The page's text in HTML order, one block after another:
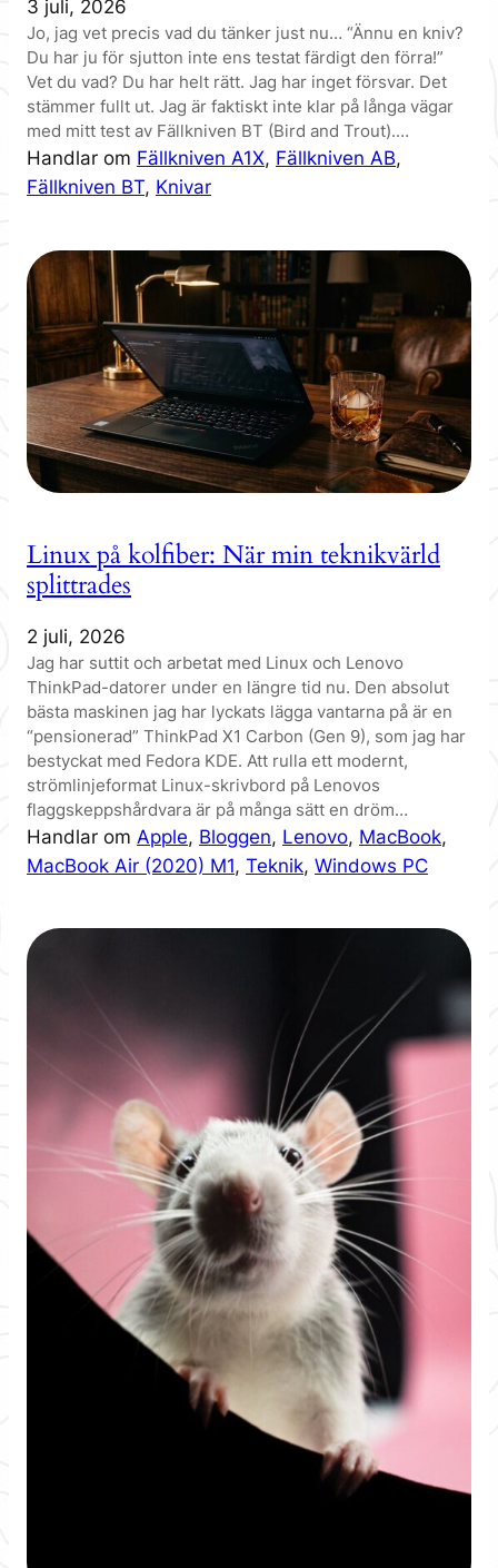
3 juli, 2026
Jo, jag vet precis vad du tänker just nu… “Ännu en kniv?
Du har ju för sjutton inte ens testat färdigt den förra!”
Vet du vad? Du har helt rätt. Jag har inget försvar. Det
stämmer fullt ut. Jag är faktiskt inte klar på långa vägar
med mitt test av Fällkniven BT (Bird and Trout).…
Handlar om Fällkniven A1X, Fällkniven AB
Fällkniven BT, Knivar
Linux på kolfiber: När min teknikvärld
splittrades
2 juli, 2026
Jag har suttit och arbetat med Linux och Lenovo
ThinkPad-datorer under en längre tid nu. Den absolut
bästa maskinen jag har lyckats lägga vantarna på är en
“pensionerad” ThinkPad X1 Carbon (Gen 9), som jag har
bestyckat med Fedora KDE. Att rulla ett modernt,
strömlinjeformat Linux-skrivbord på Lenovos
flaggskeppshårdvara är på många sätt en dröm…
Handlar om Apple, Bloggen, Lenovo, MacBook
MacBook Air (2020) M1, Teknik, Windows PC